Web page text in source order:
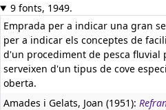
9 fonts, 1949.
Emprada per a indicar una gran
per a indicar els conceptes de
d'un procediment de pesca fluvial
serveixen d'un tipus de cove
oberta.
Amades i Gelats, Joan (1951):